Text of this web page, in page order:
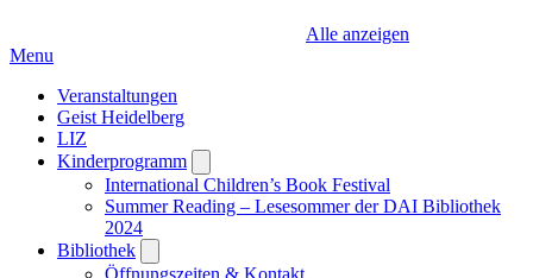
Alle anzeigen
Menu
Veranstaltungen
Geist Heidelberg
LIZ
Kinderprogramm
submenu
International Children’s Book Festival
Summer Reading – Lesesommer der DAI Bibliothek
2024
Bibliothek
submenu
Öffnungszeiten & Kontakt